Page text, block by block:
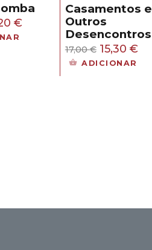
€
Casamentos e
Outros
Desencontros
17,00€ O
preço
15,30 €O
ADICIONAR